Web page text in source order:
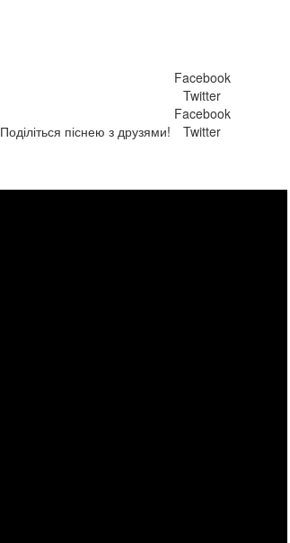
Поділіться піснею з друзями!
Facebook
Twitter
Facebook
Twitter